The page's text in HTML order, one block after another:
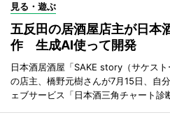
見る・遊ぶ
五反田の居酒屋店主が日本
作 生成AI使って開発
日本酒居酒屋「SAKE story（サケスト
の店主、橋野元樹さんが7月15日、自
ェブサービス「日本酒三角チャート診